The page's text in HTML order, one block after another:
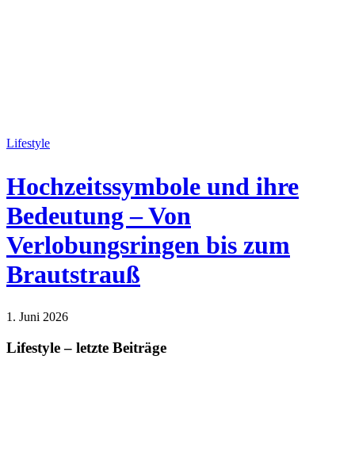
Lifestyle
Hochzeitssymbole und ihre
Bedeutung – Von
Verlobungsringen bis zum
Brautstrauß
1. Juni 2026
Lifestyle – letzte Beiträge